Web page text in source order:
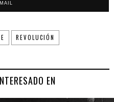
REVOLUCIÓN
EN